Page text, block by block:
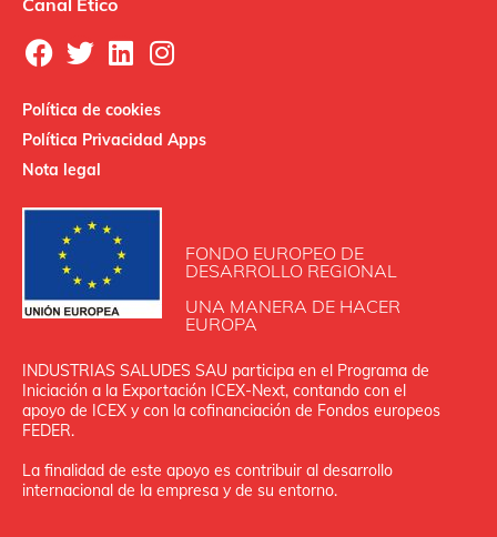
Canal Ético
Política de cookies
Política Privacidad Apps
Nota legal
FONDO EUROPEO DE
DESARROLLO REGIONAL
UNA MANERA DE HACER
EUROPA
INDUSTRIAS SALUDES SAU participa en el Programa de
Iniciación a la Exportación ICEX‐Next, contando con el
apoyo de ICEX y con la cofinanciación de Fondos europeos
FEDER.
La finalidad de este apoyo es contribuir al desarrollo
internacional de la empresa y de su entorno.